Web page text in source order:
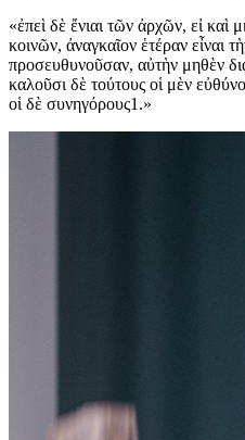
«ἐπεὶ δὲ ἔνιαι τῶν ἀρχῶν, εἰ καὶ
κοινῶν, ἀναγκαῖον ἑτέραν εἶναι
προσευθυνοῦσαν, αὐτὴν μηθὲν
καλοῦσι δὲ τούτους οἱ μὲν
οἱ δὲ συνηγόρους1.»